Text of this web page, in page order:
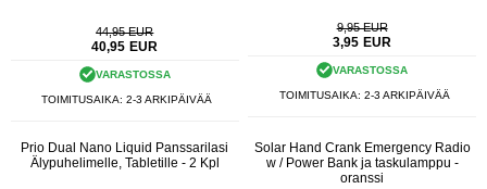
44,95 EUR
40,95 EUR
VARASTOSSA
TOIMITUSAIKA: 2-3 ARKIPÄIVÄÄ
9,95 EUR
3,95 EUR
VARASTOSSA
TOIMITUSAIKA: 2-3 ARKIPÄIVÄÄ
Prio Dual Nano Liquid Panssarilasi
Älypuhelimelle, Tabletille - 2 Kpl
Solar Hand Crank Emergency Radio
w / Power Bank ja taskulamppu -
oranssi